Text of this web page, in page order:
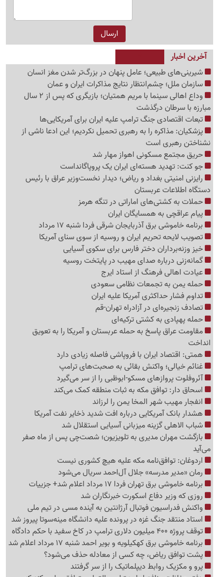
آخرین اخبار
شیرینی‌های طبیعی؛ عامل پنهان در بزرگ‌تر شدن مغز انسان
سازمان ملل؛ چشم‌انتظار نتایج مذاکرات ایران و عمان
وداع اهالی سینما با مریم همتیان؛ بازیگری که پس از 2 سال
مبارزه با سرطان درگذشت
تبعات اقتصادی جنگ ترامپ علیه ایران برای آمریکایی‌ها
پزشکیان: مذاکره را به رهبری تحمیل نکردیم؛ این ادعا ناشی از
نشناختن رهبری است
حریق مجتمع مسکونی اهواز مهار شد
جو کنت: تهدید هسته‌ای ایران یک پروپاگانداست
رایزنی امنیتی بغداد و ریاض؛ دیدار نخست‌وزیر عراق با رئیس
دستگاه اطلاعات عربستان
حملات به کشتی‌های اماراتی در تنگه هرمز
پیام عراقچی به همسایگان ایران
برنامه خاموشی برق آذربایجان شرقی فردا شنبه 17 مرداد
تصویب لایحه تحریم ایران و روسیه از سوی سنای آمریکا
خیز وزنه‌برداران دختر فارس برای سکوی آسیایی
گمانه‌زنی درباره صدای مهیب در پایتخت روسیه
عیادت اهالی فرهنگ از استاد ایرج
حمله یمن به تجمعات نظامی سعودی
تداوم فشار حداکثری آمریکا علیه ایران
تصادف زنجیره‌ای در آزادراه تهران-قم
حمله پهپادی به کشتی ترکیه‌ای
مقاومت عراق پاسخ به حمله عربستان و آمریکا را به تعویق
انداخت
همتی: اقتصاد ایران با فروپاشی فاصله زیادی دارد
غنائم خیالی؛ واکنش بقائی به صحبت‌های ترامپ
آئروفلوت پروازهای مسکو-ابوظبی را از سر می‌گیرد
اسحاق دار: توافق مکه به ثبات منطقه کمک می‌کند
انفجار مهیب شهر المخا یمن را لرزاند
هشدار بانک آمریکایی درباره افت شدید ذخایر نفت آمریکا
شباب الاهلی گزینه میزبانی آسیایی استقلال شد
بازگشت مهران مدیری به تلویزیون؛ شصت‌چی پس از ماه صفر
می‌آید
اردوغان: توافق‌نامه مکه علیه هیچ کشوری نیست
رمان «مدیر مدرسه» جلال آل‌احمد سریال می‌شود
برنامه خاموشی برق تهران فردا 17 مرداد اعلام شد+ جزییات
روزی که وزیر دفاع اسکورت خبرنگاران شد
واکنش فدراسیون فوتبال آرژانتین به آینده مسی در تیم ملی
استاد منتقد جنگ غزه در پرونده علیه دانشگاه مینه‌سوتا پیروز شد
توقف پروژه 400 میلیون دلاری ترامپ در کاخ سفید با حکم دادگاه
برنامه خاموشی برق کهکیلویه و بویر احمد شنبه 17 مرداد اعلام شد
پشت توافق ریاض، چه کسی از معادله حذف می‌شود؟
پرو و مکزیک روابط دیپلماتیک را از سر گرفتند